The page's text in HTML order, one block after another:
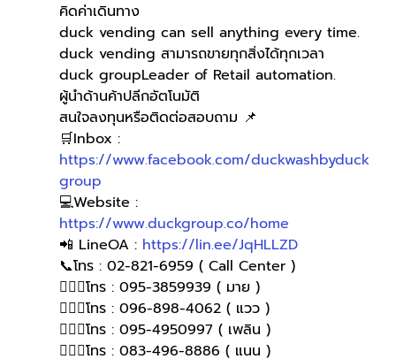
คิดค่าเดินทาง
duck vending can sell anything every time.
duck vending สามารถขายทุกสิ่งได้ทุกเวลา
duck groupLeader of Retail automation.
ผู้นำด้านค้าปลีกอัตโนมัติ
สนใจลงทุนหรือติดต่อสอบถาม 📌
🛒Inbox :
https://www.facebook.com/duckwashbyduck
group
💻Website :
https://www.duckgroup.co/home
📲 LineOA : https://lin.ee/JqHLLZD
📞โทร : 02-821-6959 ( Call Center )
🙋🏻‍♀️โทร : 095-3859939 ( มาย )
🙋🏻‍♀โทร : 096-898-4062 ( แวว )
🙋🏻‍♀โทร : 095-4950997 ( เพลิน )
🙋🏻‍♀️โทร : 083-496-8886 ( แนน )